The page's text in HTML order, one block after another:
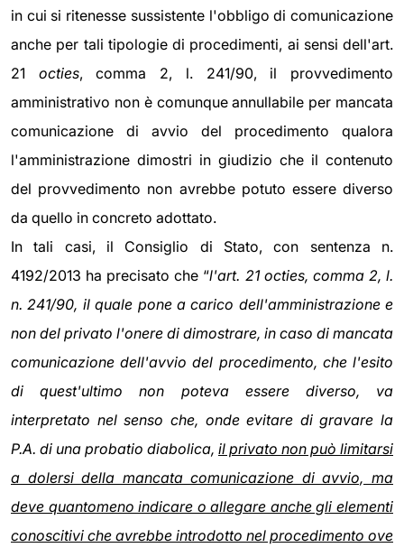
in cui si ritenesse sussistente l'obbligo di comunicazione
anche per tali tipologie di procedimenti, ai sensi dell'art.
21 octies, comma 2, l. 241/90, il provvedimento
amministrativo non è comunque annullabile per mancata
comunicazione di avvio del procedimento qualora
l'amministrazione dimostri in giudizio che il contenuto
del provvedimento non avrebbe potuto essere diverso
da quello in concreto adottato.
In tali casi, il Consiglio di Stato, con sentenza n.
4192/2013 ha precisato che “l'art. 21 octies, comma 2, l.
n. 241/90, il quale pone a carico dell'amministrazione e
non del privato l'onere di dimostrare, in caso di mancata
comunicazione dell'avvio del procedimento, che l'esito
di quest'ultimo non poteva essere diverso, va
interpretato nel senso che, onde evitare di gravare la
P.A. di una probatio diabolica, il privato non può limitarsi
a dolersi della mancata comunicazione di avvio, ma
deve quantomeno indicare o allegare anche gli elementi
conoscitivi che avrebbe introdotto nel procedimento ove